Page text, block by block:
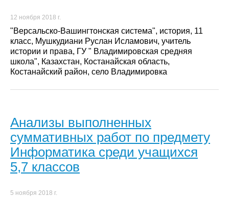
12 ноября 2018 г.
"Версальско-Вашингтонская система", история, 11
класс, Мушкудиани Руслан Исламович, учитель
истории и права, ГУ " Владимировская средняя
школа", Казахстан, Костанайская область,
Костанайский район, село Владимировка
Анализы выполненных
суммативных работ по предмету
Информатика среди учащихся
5,7 классов
5 ноября 2018 г.